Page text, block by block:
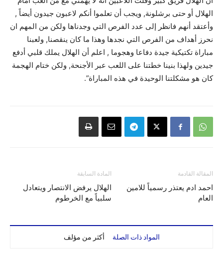
الهلال أو حتى برشلونة, ويجب أن تعلموا أنكم لاعبون جيدون أيضاً ,
وأعتقد أنهم فانظر إلى عدد الفرص التي وجدناها ولكن من المهم ان
نحرز أهداف من الفرص التي نجدها وهذا ما كان ينقصنا, ولعبنا
مباراة تكتيكية جيدة دفاعا وهجوما , اعلم أن الهلال يملك قلبي أدفع
جيدين ولهذا بنينا خطتنا على اللعب عبر الأجنحة, ولكن ختام الهجمة
كان هو مشكلتنا الوحيدة في هذه المباراة”.
المادة السابقة
الهلال يرفض الانتصار ويتعادل
سلبياً مع الخرطوم
المقالة القادمة
احمد ادم يعتذر رسمياً للامين
العام
المواد ذات الصلة أكثر من مؤلف